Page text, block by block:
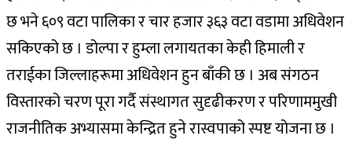
छ भने ६०९ वटा पालिका र चार हजार ३६३ वटा वडामा अधिवेशन
सकिएको छ । डोल्पा र हुम्ला लगायतका केही हिमाली र
तराईका जिल्लाहरूमा अधिवेशन हुन बाँकी छ । अब संगठन
विस्तारको चरण पूरा गर्दै संस्थागत सुदृढीकरण र परिणाममुखी
राजनीतिक अभ्यासमा केन्द्रित हुने रास्वपाको स्पष्ट योजना छ ।